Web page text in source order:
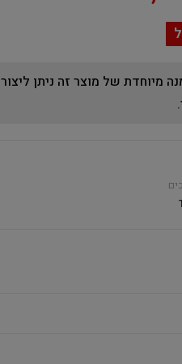
מיוחדת של מוצר זה ניתן ליצור